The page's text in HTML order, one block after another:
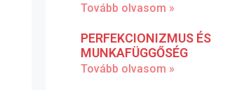
Tovább olvasom »
PERFEKCIONIZMUS ÉS
MUNKAFÜGGŐSÉG
Tovább olvasom »